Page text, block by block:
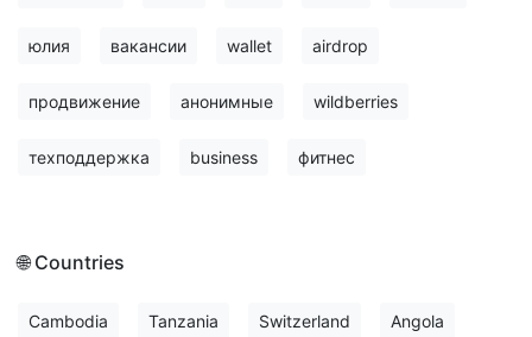
юлия вакансии wallet airdrop
продвижение анонимные wildberries
техподдержка business фитнес
🌐 Countries
Cambodia Tanzania Switzerland Angola